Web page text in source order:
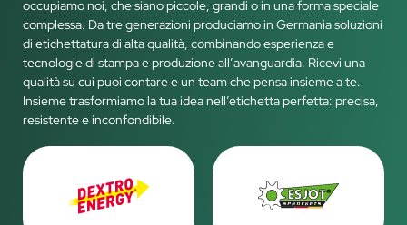
occupiamo noi, che siano piccole, grandi o in una forma speciale
complessa. Da tre generazioni produciamo in Germania soluzioni
di etichettatura di alta qualità, combinando esperienza e
tecnologie di stampa e produzione all’avanguardia. Ricevi una
qualità su cui puoi contare e un team che pensa insieme a te.
Insieme trasformiamo la tua idea nell’etichetta perfetta: precisa,
resistente e inconfondibile.